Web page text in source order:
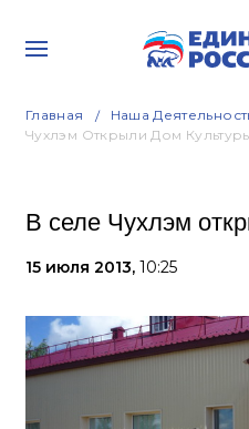
Главная Наша
Чухлэм Открыли Дом
В селе Чухлэм
15 июля 2013, 10:25